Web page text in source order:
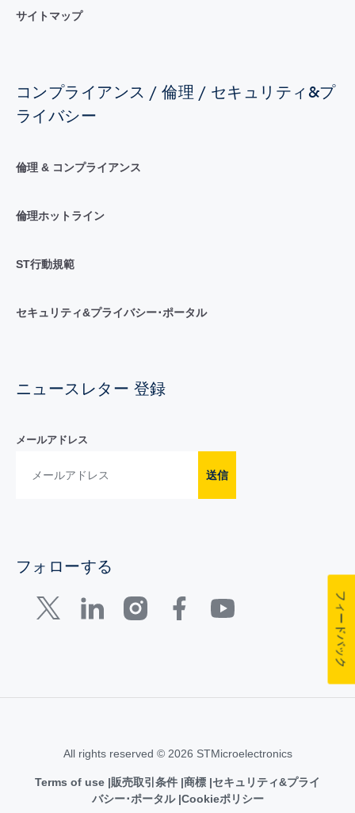
サイトマップ
コンプライアンス / 倫理 / セキュリティ&プ
ライバシー
倫理 & コンプライアンス
倫理ホットライン
ST行動規範
セキュリティ&プライバシー･ポータル
ニュースレター 登録
メールアドレス
送信
フォローする
All rights reserved © 2026 STMicroelectronics
Terms of use 販売取引条件 商標 セキュリティ&プライ
バシー･ポータル Cookieポリシー
フィードバック